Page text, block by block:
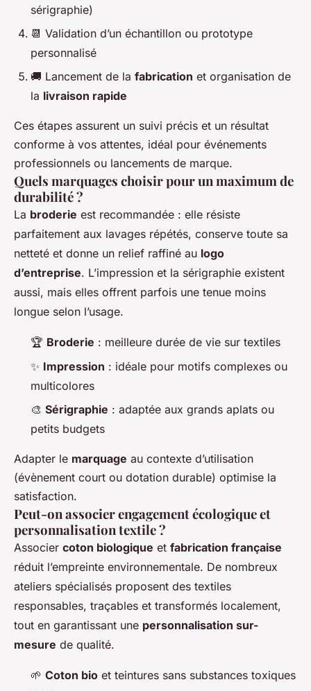
sérigraphie)
📆 Validation d’un échantillon ou prototype
personnalisé
🚚 Lancement de la fabrication et organisation de
la livraison rapide
Ces étapes assurent un suivi précis et un résultat
conforme à vos attentes, idéal pour événements
professionnels ou lancements de marque.
Quels marquages choisir pour un maximum de
durabilité ?
La broderie est recommandée : elle résiste
parfaitement aux lavages répétés, conserve toute sa
netteté et donne un relief raffiné au logo
d’entreprise. L’impression et la sérigraphie existent
aussi, mais elles offrent parfois une tenue moins
longue selon l’usage.
🏆 Broderie : meilleure durée de vie sur textiles
✨ Impression : idéale pour motifs complexes ou
multicolores
🎨 Sérigraphie : adaptée aux grands aplats ou
petits budgets
Adapter le marquage au contexte d’utilisation
(évènement court ou dotation durable) optimise la
satisfaction.
Peut-on associer engagement écologique et
personnalisation textile ?
Associer coton biologique et fabrication française
réduit l’empreinte environnementale. De nombreux
ateliers spécialisés proposent des textiles
responsables, traçables et transformés localement,
tout en garantissant une personnalisation sur-
mesure de qualité.
🌱 Coton bio et teintures sans substances toxiques